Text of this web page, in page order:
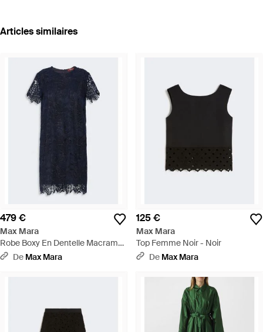
Articles similaires
479 €
Max Mara
Robe Boxy En Dentelle Macramé
- Bleu
De Max Mara
125 €
Max Mara
Top Femme Noir - Noir
De Max Mara